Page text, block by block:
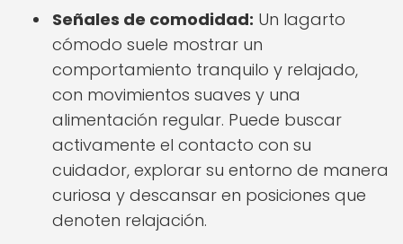
Señales de comodidad: Un lagarto
cómodo suele mostrar un
comportamiento tranquilo y relajado,
con movimientos suaves y una
alimentación regular. Puede buscar
activamente el contacto con su
cuidador, explorar su entorno de manera
curiosa y descansar en posiciones que
denoten relajación.